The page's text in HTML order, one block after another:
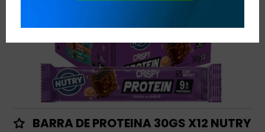
BARRA DE PROTEINA 30GS X12 NUTRY